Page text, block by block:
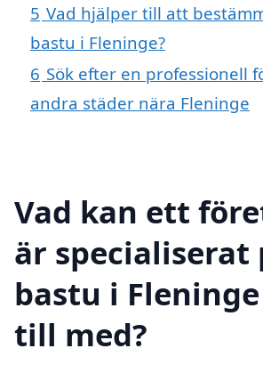
5 Vad hjälper till att
bastu i Fleninge?
6 Sök efter en professionell
andra städer nära Fleninge
Vad kan ett
är specialiserat
bastu i
till med?